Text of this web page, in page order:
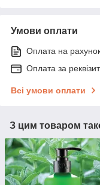
Умови оплати
Оплата на
Оплата за
Всі умови оплати
З цим товаром